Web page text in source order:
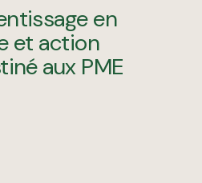
en
et action
aux PME